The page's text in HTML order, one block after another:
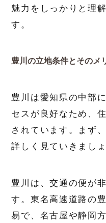
魅力をしっかりと理
す。
豊川の立地条件とそのメ
豊川は愛知県の中部
セスが良好なため、
されています。まず
詳しく見ていきましょ
豊川は、交通の便が
す。東名高速道路の
易で、名古屋や静岡